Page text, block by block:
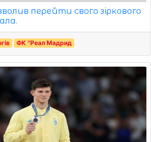
перейти свого зіркового
ФК "Реал Мадрид